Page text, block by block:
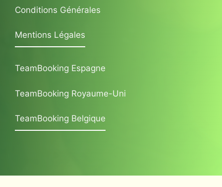
Conditions Générales
Mentions Légales
TeamBooking Espagne
TeamBooking Royaume-Uni
TeamBooking Belgique